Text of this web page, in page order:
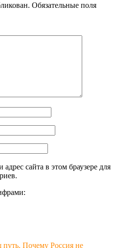
Обязательные поля
сайта в этом браузере для